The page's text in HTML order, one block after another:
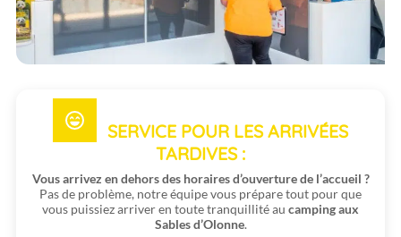
SERVICE POUR LES ARRIVÉES
TARDIVES :
Vous arrivez en dehors des horaires d’ouverture de l’accueil ?
Pas de problème, notre équipe vous prépare tout pour que
vous puissiez arriver en toute tranquillité au camping aux
Sables d’Olonne.